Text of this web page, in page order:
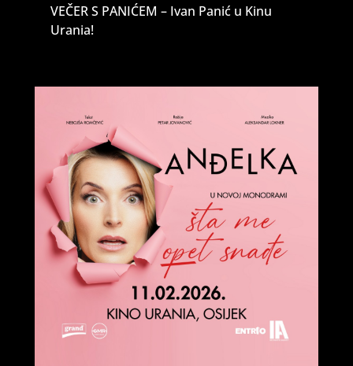
VEČER S PANIĆEM – Ivan Panić u Kinu
Urania!